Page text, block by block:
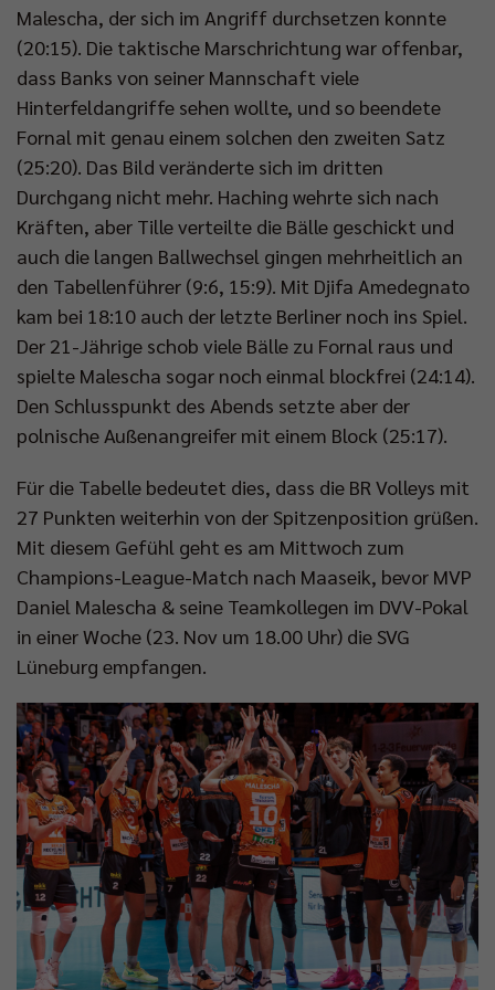
Malescha, der sich im Angriff durchsetzen konnte
(20:15). Die taktische Marschrichtung war offenbar,
dass Banks von seiner Mannschaft viele
Hinterfeldangriffe sehen wollte, und so beendete
Fornal mit genau einem solchen den zweiten Satz
(25:20). Das Bild veränderte sich im dritten
Durchgang nicht mehr. Haching wehrte sich nach
Kräften, aber Tille verteilte die Bälle geschickt und
auch die langen Ballwechsel gingen mehrheitlich an
den Tabellenführer (9:6, 15:9). Mit Djifa Amedegnato
kam bei 18:10 auch der letzte Berliner noch ins Spiel.
Der 21-Jährige schob viele Bälle zu Fornal raus und
spielte Malescha sogar noch einmal blockfrei (24:14).
Den Schlusspunkt des Abends setzte aber der
polnische Außenangreifer mit einem Block (25:17).
Für die Tabelle bedeutet dies, dass die BR Volleys mit
27 Punkten weiterhin von der Spitzenposition grüßen.
Mit diesem Gefühl geht es am Mittwoch zum
Champions-League-Match nach Maaseik, bevor MVP
Daniel Malescha & seine Teamkollegen im DVV-Pokal
in einer Woche (23. Nov um 18.00 Uhr) die SVG
Lüneburg empfangen.